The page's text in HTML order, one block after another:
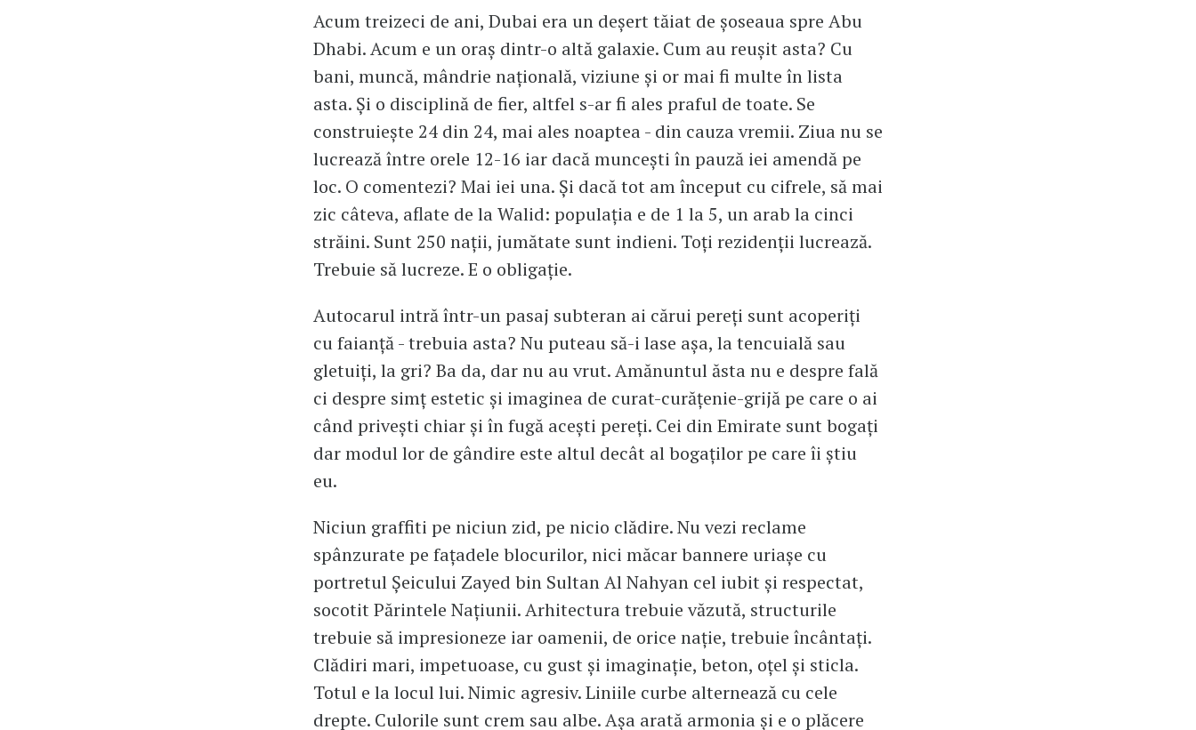
Acum treizeci de ani, Dubai era un deșert tăiat de șoseaua spre Abu
Dhabi. Acum e un oraș dintr-o altă galaxie. Cum au reușit asta? Cu
bani, muncă, mândrie națională, viziune și or mai fi multe în lista
asta. Și o disciplină de fier, altfel s-ar fi ales praful de toate. Se
construiește 24 din 24, mai ales noaptea - din cauza vremii. Ziua nu se
lucrează între orele 12-16 iar dacă muncești în pauză iei amendă pe
loc. O comentezi? Mai iei una. Și dacă tot am început cu cifrele, să mai
zic câteva, aflate de la Walid: populația e de 1 la 5, un arab la cinci
străini. Sunt 250 nații, jumătate sunt indieni. Toți rezidenții lucrează.
Trebuie să lucreze. E o obligație.
Autocarul intră într-un pasaj subteran ai cărui pereți sunt acoperiți
cu faianță - trebuia asta? Nu puteau să-i lase așa, la tencuială sau
gletuiți, la gri? Ba da, dar nu au vrut. Amănuntul ăsta nu e despre fală
ci despre simț estetic și imaginea de curat-curățenie-grijă pe care o ai
când privești chiar și în fugă acești pereți. Cei din Emirate sunt bogați
dar modul lor de gândire este altul decât al bogaților pe care îi știu
eu.
Niciun graffiti pe niciun zid, pe nicio clădire. Nu vezi reclame
spânzurate pe fațadele blocurilor, nici măcar bannere uriașe cu
portretul Șeicului Zayed bin Sultan Al Nahyan cel iubit și respectat,
socotit Părintele Națiunii. Arhitectura trebuie văzută, structurile
trebuie să impresioneze iar oamenii, de orice nație, trebuie încântați.
Clădiri mari, impetuoase, cu gust și imaginație, beton, oțel și sticla.
Totul e la locul lui. Nimic agresiv. Liniile curbe alternează cu cele
drepte. Culorile sunt crem sau albe. Așa arată armonia și e o plăcere